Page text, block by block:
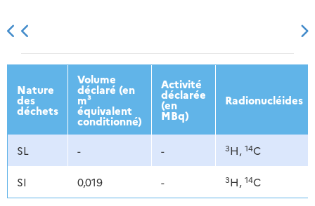
2013 2014 2015 2016
Nature
des
déchets
Volume
déclaré (en
m³
équivalent
conditionné)
Activité
déclarée
(en
MBq)
Radionucléides
SL - - 3H, 14C
SI 0,019 - 3H, 14C